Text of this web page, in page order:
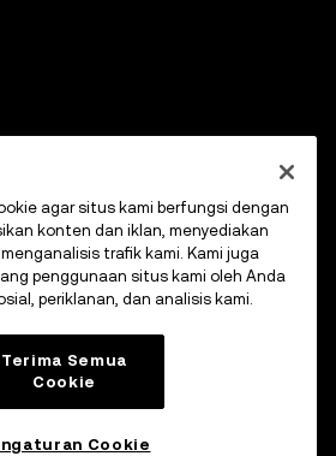
agar situs kami berfungsi dengan
konten dan iklan, menyediakan
trafik kami. Kami juga
penggunaan situs kami oleh Anda
periklanan, dan analisis kami.
Terima Semua
Cookie
Cookie